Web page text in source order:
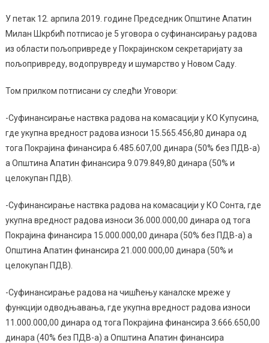
У петак 12. арпила 2019. године Председник Општине Апатин
Милан Шкрбић потписао је 5 уговора о суфинансирању радова
из области пољопривреде у Покрајинском секретаријату за
пољопривреду, водопрувреду и шумарство у Новом Саду.
Том прилком потписани су следћи Уговори:
-Суфинансирање наствка радова на комасацији у КО Купусина,
где укупна вредност радова износи 15.565.456,80 динара од
тога Покрајина финансира 6.485.607,00 динара (50% без ПДВ-а)
а Општина Апатин финансира 9.079.849,80 динара (50% и
целокупан ПДВ).
-Суфинансирање наствка радова на комасацији у КО Сонта, где
укупна вредност радова износи 36.000.000,00 динара од тога
Покрајина финансира 15.000.000,00 динара (50% без ПДВ-а) а
Општина Апатин финансира 21.000.000,00 динара (50% и
целокупан ПДВ).
-Суфинансирање радова на чишћењу каналске мреже у
функцији одводњавања, где укупна вредност радова износи
11.000.000,00 динара од тога Покрајина финансира 3.666.650,00
динара (40% без ПДВ-а) а Општина Апатин финансира